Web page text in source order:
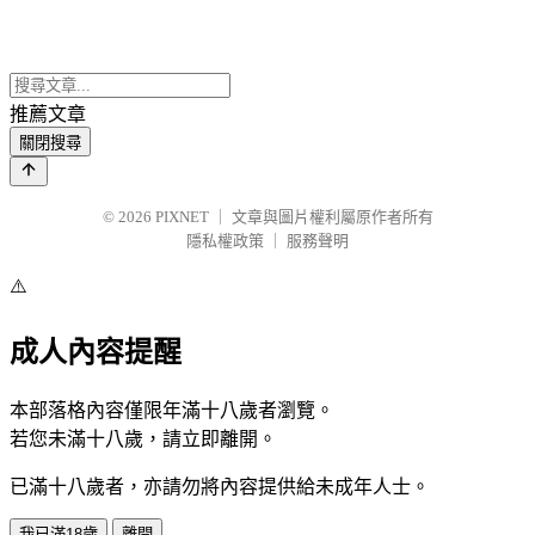
推薦文章
關閉搜尋
© 2026 PIXNET
文章與圖片權利屬原作者所有
隱私權政策
服務聲明
⚠️
成人內容提醒
本部落格內容僅限年滿十八歲者瀏覽。
若您未滿十八歲，請立即離開。
已滿十八歲者，亦請勿將內容提供給未成年人士。